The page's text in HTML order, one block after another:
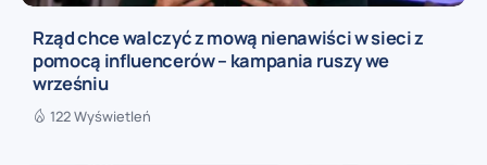
Rząd chce walczyć z mową nienawiści w sieci z
pomocą influencerów – kampania ruszy we
wrześniu
122 Wyświetleń